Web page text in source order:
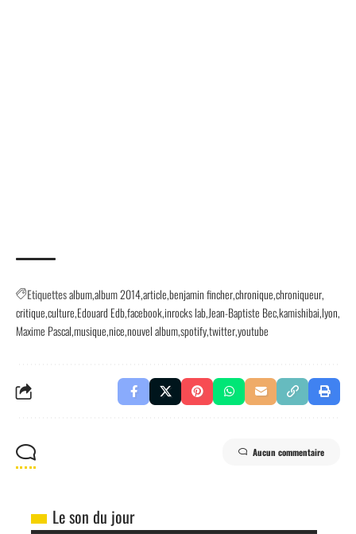
Etiquettesalbumalbum 2014articlebenjamin fincherchroniquechroniqueur
critiqueculture Edouard Edbfacebookinrocks labJean-Baptiste Beckamishibai lyon
Maxime Pascalmusiquenicenouvel albumspotifytwitteryoutube
Aucun commentaire
Le son du jour